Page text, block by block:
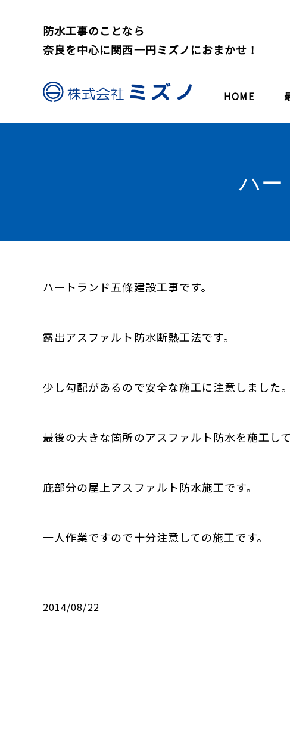
防水工事のことなら
奈良を中心に関西一円ミズノにおまかせ！
HOME
ハー
ハートランド五條建設工事です。
露出アスファルト防水断熱工法です。
少し勾配があるので安全な施工に注意しました。
最後の大きな箇所のアスファルト防水を施工して
庇部分の屋上アスファルト防水施工です。
一人作業ですので十分注意しての施工です。
2014/08/22